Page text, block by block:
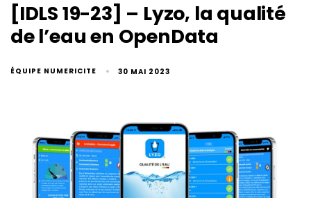
[IDLS 19-23] – Lyzo, la qualité
de l’eau en OpenData
ÉQUIPE NUMERICITE 30 MAI 2023